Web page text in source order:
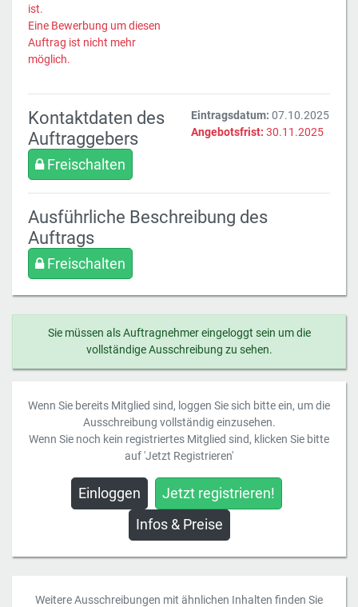
ist.
Eine Bewerbung um diesen
Auftrag ist nicht mehr
möglich.
Kontaktdaten des
Auftraggebers
Freischalten
Eintragsdatum: 07.10.2025
Angebotsfrist: 30.11.2025
Ausführliche Beschreibung des
Auftrags
Freischalten
Sie müssen als Auftragnehmer eingeloggt sein um die
vollständige Ausschreibung zu sehen.
Wenn Sie bereits Mitglied sind, loggen Sie sich bitte ein, um die
Ausschreibung vollständig einzusehen.
Wenn Sie noch kein registriertes Mitglied sind, klicken Sie bitte
auf 'Jetzt Registrieren'
Einloggen
Jetzt registrieren!
Infos & Preise
Weitere Ausschreibungen mit ähnlichen Inhalten finden Sie